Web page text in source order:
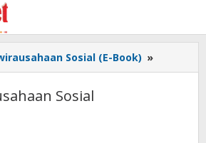
Sosial (E-Book) »
Sosial